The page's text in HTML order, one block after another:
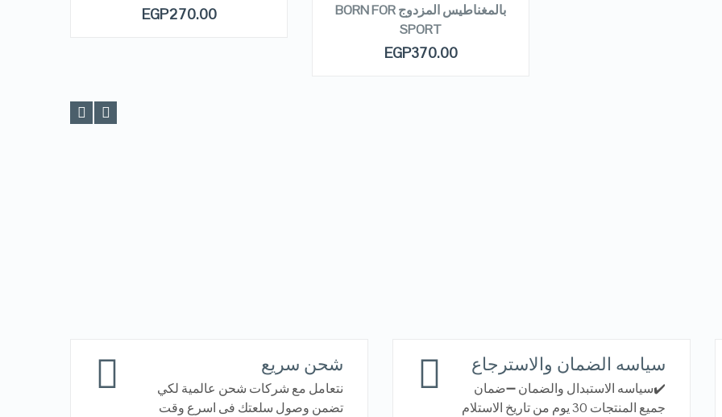
QUICK LOOK
VIEW DETAILS
بالمغناطيس المزدوج BORN FOR
SPORT
EGP370.00
QUICK LOOK
EGP270.00
سياسه الضمان والاسترجاع
✔️سياسه الاستبدال والضمان ➖ضمان
جميع المنتجات 30 يوم من تاريخ الاستلام
شحن سريع
نتعامل مع شركات شحن عالمية لكي
تضمن وصول سلعتك فى اسرع وقت